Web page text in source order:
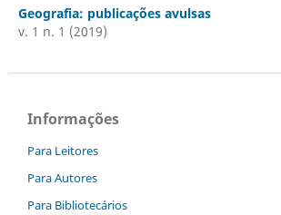
Geografia: publicações avulsas
v. 1 n. 1 (2019)
Informações
Para Leitores
Para Autores
Para Bibliotecários